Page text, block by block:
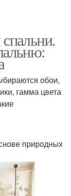
обои,
гамма цвета
природных